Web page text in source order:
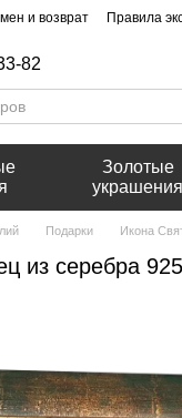
и возврат Правила
82
Золотые
украшения
Подарки Икона
из серебра